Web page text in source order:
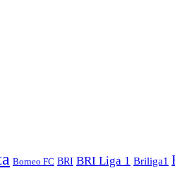
Borneo FC BRI BRI Liga 1 Briliga1